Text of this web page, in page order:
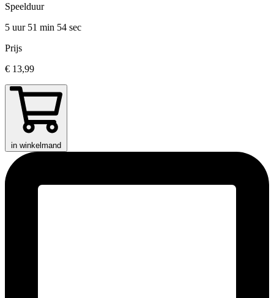
Speelduur
5 uur 51 min 54 sec
Prijs
€ 13,99
in winkelmand